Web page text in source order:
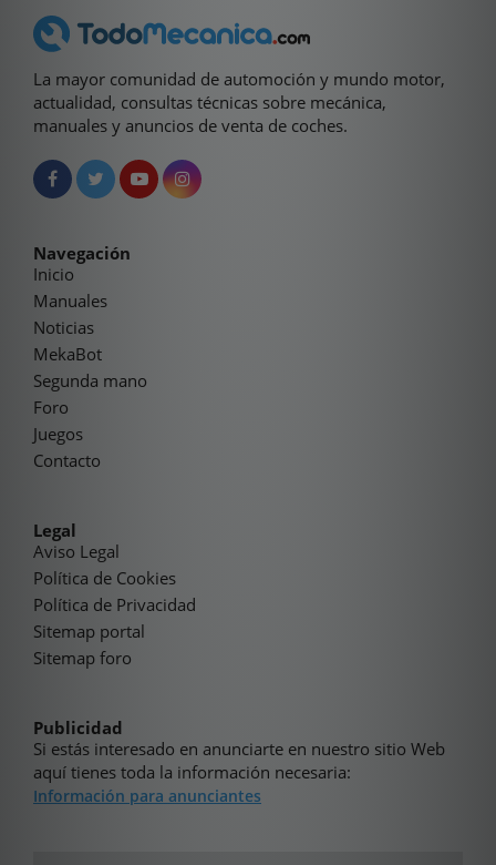
La mayor comunidad de automoción y mundo motor,
actualidad, consultas técnicas sobre mecánica,
manuales y anuncios de venta de coches.
Navegación
Inicio
Manuales
Noticias
MekaBot
Segunda mano
Foro
Juegos
Contacto
Legal
Aviso Legal
Política de Cookies
Política de Privacidad
Sitemap portal
Sitemap foro
Publicidad
Si estás interesado en anunciarte en nuestro sitio Web
aquí tienes toda la información necesaria:
Información para anunciantes